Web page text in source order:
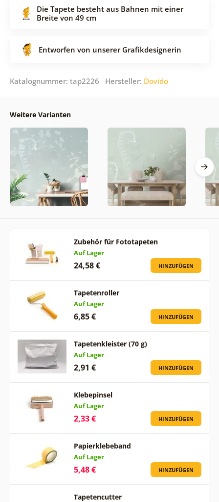
Die Tapete besteht aus Bahnen mit einer
Breite von 49 cm
Entworfen von unserer Grafikdesignerin
Katalognummer: tap2226 Hersteller: Dovido
Weitere Varianten
Zubehör für Fototapeten
Auf Lager
24,58 € HINZUFÜGEN
Tapetenroller
Auf Lager
6,85 € HINZUFÜGEN
Tapetenkleister (70 g)
Auf Lager
2,91 € HINZUFÜGEN
Klebepinsel
Auf Lager
2,33 € HINZUFÜGEN
Papierklebeband
Auf Lager
5,48 € HINZUFÜGEN
Tapetencutter